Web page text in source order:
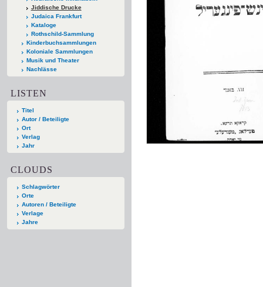
Jiddische Drucke
Judaica Frankfurt
Kataloge
Rothschild-Sammlung
Kinderbuchsammlungen
Koloniale Sammlungen
Musik und Theater
Nachlässe
LISTEN
Titel
Autor / Beteiligte
Ort
Verlag
Jahr
CLOUDS
Schlagwörter
Orte
Autoren / Beteiligte
Verlage
Jahre